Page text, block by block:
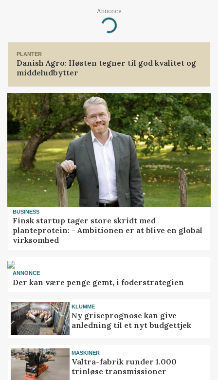
Annonce
Loading...
PLANTER
Danish Agro: Høsten tegner til god kvalitet og
middeludbytter
BUSINESS
Finsk startup tager store skridt med
planteprotein: - Ambitionen er at blive en global
virksomhed
ANNONCE
Der kan være penge gemt, i foderstrategien
KLUMME
Ny griseprognose kan give
anledning til et nyt budgettjek
MASKINER
Valtra-fabrik runder 1.000
trinløse transmissioner